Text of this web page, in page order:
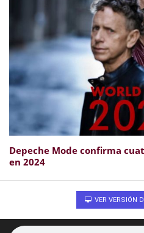
Depeche Mode confirma
en 2024
VER VERSIÓN